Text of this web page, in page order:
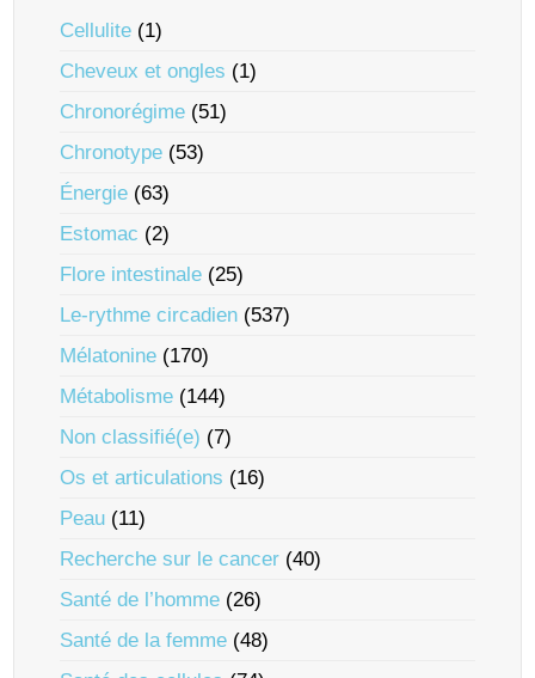
Cellulite (1)
Cheveux et ongles (1)
Chronorégime (51)
Chronotype (53)
Énergie (63)
Estomac (2)
Flore intestinale (25)
Le-rythme circadien (537)
Mélatonine (170)
Métabolisme (144)
Non classifié(e) (7)
Os et articulations (16)
Peau (11)
Recherche sur le cancer (40)
Santé de l’homme (26)
Santé de la femme (48)